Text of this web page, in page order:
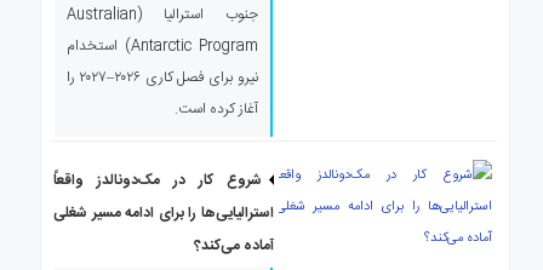
جنوب استرالیا (Australian
Antarctic Program) استخدام
نیرو برای فصل کاری ۲۰۲۶–۲۰۲۷ را
آغاز کرده است.
شروع کار در مک‌دونالدز واقعاً
استرالیایی‌ها را برای ادامه مسیر شغلی
آماده می‌کند؟